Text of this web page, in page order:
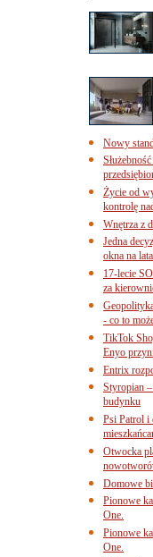
Nowy
Życie od
kontrolę
Wnętrza z
Jedna
okna na
17-lecie
za
- co to
TikTok
Enyo
Entrix
Styropian
budynku
Psi Patrol i
Otwocka
Domowe
Pionowe
One.
Pionowe
One.